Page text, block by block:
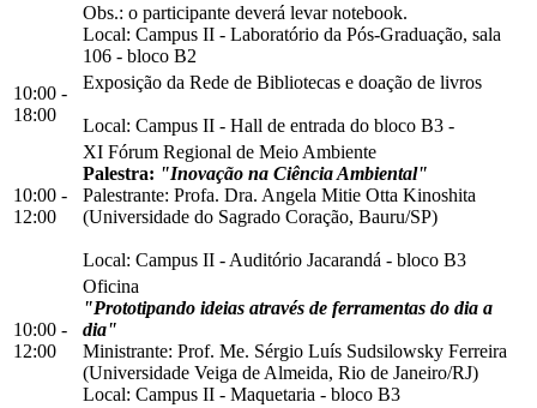
Obs.: o participante deverá levar notebook.
Local: Campus II - Laboratório da Pós-Graduação, sala
106 - bloco B2
10:00 -
18:00
Exposição da Rede de Bibliotecas e doação de livros
Local: Campus II - Hall de entrada do bloco B3 -
10:00 -
12:00
XI Fórum Regional de Meio Ambiente
Palestra: "Inovação na Ciência Ambiental"
Palestrante: Profa. Dra. Angela Mitie Otta Kinoshita
(Universidade do Sagrado Coração, Bauru/SP)
Local: Campus II - Auditório Jacarandá - bloco B3
10:00 -
12:00
Oficina
"Prototipando ideias através de ferramentas do dia a
dia"
Ministrante: Prof. Me. Sérgio Luís Sudsilowsky Ferreira
(Universidade Veiga de Almeida, Rio de Janeiro/RJ)
Local: Campus II - Maquetaria - bloco B3